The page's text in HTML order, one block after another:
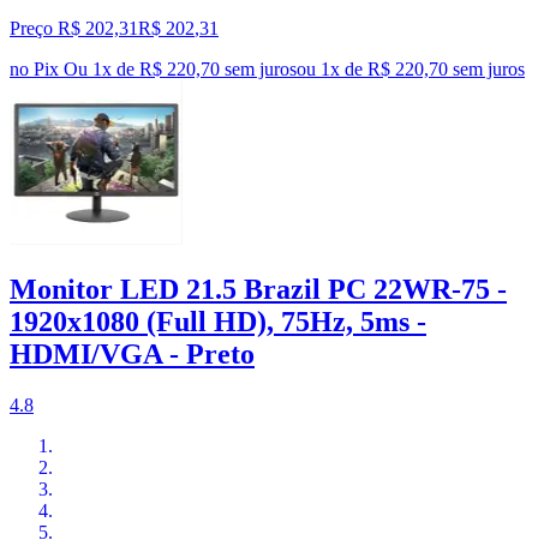
Preço R$ 202,31R$ 202,31
no Pix Ou 1x de R$ 220,70 sem jurosou 1x de R$ 220,70 sem juros
Monitor LED 21.5 Brazil PC 22WR-75 -
1920x1080 (Full HD), 75Hz, 5ms -
HDMI/VGA - Preto
4.8